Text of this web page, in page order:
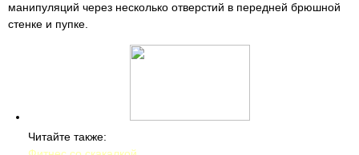
манипуляций через несколько отверстий в передней брюшной
стенке и пупке.
Читайте также: